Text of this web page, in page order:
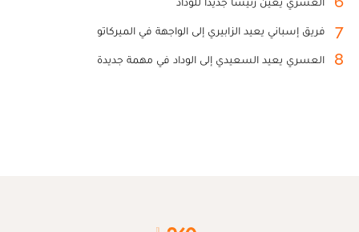
7 فريق إسباني يعيد الزابيري إلى الواجهة في الميركاتو
8 العسري يعيد السعيدي إلى الوداد في مهمة جديدة